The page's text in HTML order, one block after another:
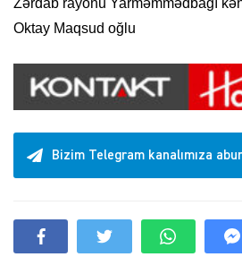
Zərdab rayonu Yarməmmədbağı
Oktay Maqsud oğlu
Bizim Telegram kanalımıza